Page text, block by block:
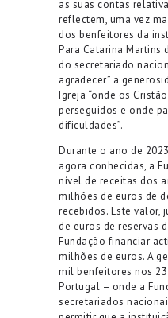
as suas contas
reflectem, uma vez
dos benfeitores da
Para Catarina Martins
do secretariado
agradecer” a
Igreja “onde os C
perseguidos e onde
dificuldades”.
Durante o ano de
agora conhecidas, a
nível de receitas dos
milhões de euros de
recebidos. Este valor,
de euros de reservas
Fundação financiar
milhões de euros. A
mil benfeitores nos
Portugal – onde a
secretariados